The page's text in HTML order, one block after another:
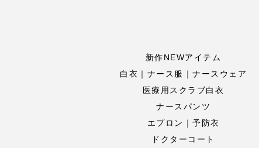
新作NEWアイテム
白衣｜ナース服｜ナースウェア
医療用スクラブ白衣
ナースパンツ
エプロン｜予防衣
ドクターコート